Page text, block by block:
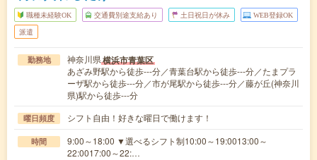
職種未経験OK 交通費別途支給あり 土日祝日が休み WEB登録OK
派遣
勤務地 神奈川県横浜市青葉区
あざみ野駅から徒歩---分／青葉台駅から徒歩---分／たまプラ
ーザ駅から徒歩---分／市が尾駅から徒歩---分／藤が丘(神奈川
県)駅から徒歩---分
曜日頻度 シフト自由！好きな曜日で働けます！
時間
9:00～18:00 ▼選べるシフト制10:00～19:0013:00～
22:0017:00～22:…